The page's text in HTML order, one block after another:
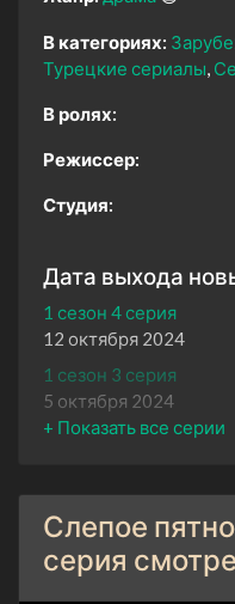
В категориях:
Турецкие сериалы
В ролях:
Режиссер:
Студия:
Дата выхода
1 сезон 4 серия
12 октября 2024
1 сезон 3 серия
5 октября 2024
1 сезон 2 серия
1 сезон 1 серия
21 сентября 2024
Слепое
серия